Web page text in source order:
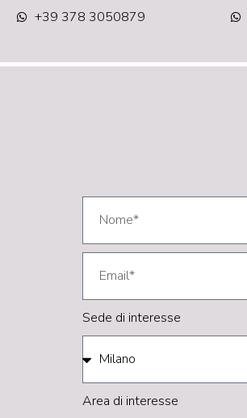
+39 378 3050879
Sede di interesse
Area di interesse